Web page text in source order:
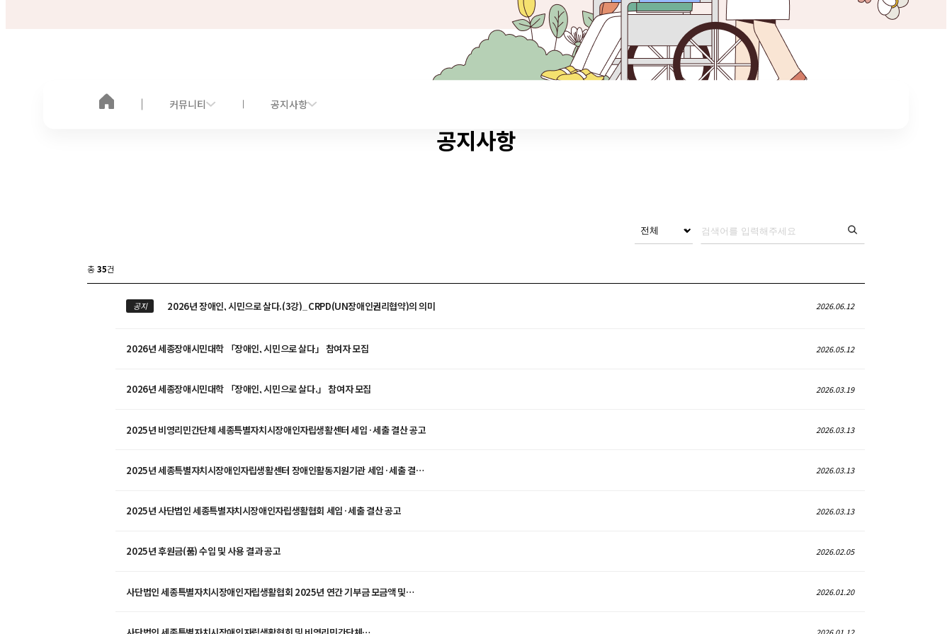
커뮤니티 공지사항
공지사항
총35건
공지 2026년 장애인, 시민으로 살다.(3강)_CRPD(UN장애인권리협약)의 의미 2026.06.12
2026년 세종장애시민대학 「장애인, 시민으로 살다」 참여자 모집 2026.05.12
2026년 세종장애시민대학 「장애인, 시민으로 살다.」 참여자 모집 2026.03.19
2025년 비영리민간단체 세종특별자치시장애인자립생활센터 세입·세출 결산 공고 2026.03.13
2025년 세종특별자치시장애인자립생활센터 장애인활동지원기관 세입·세출 결산 2026.03.13
2025년 사단법인 세종특별자치시장애인자립생활협회 세입·세출 결산 공고 2026.03.13
2025년 후원금(품) 수입 및 사용 결과 공고 2026.02.05
사단법인 세종특별자치시장애인자립생활협회 2025년 연간 기부금 모금액 및
활용실적 공개
2026.01.20